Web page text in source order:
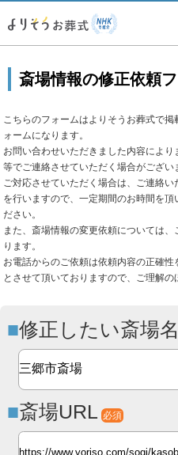
必要最
斎場情報の修正依頼
こちらのフォームはよりそうお葬式で
ォームになります。
お問い合わせいただきました内容によ
等でご連絡させていただく場合がござい
ご対応させていただく場合は、ご連絡
を行いますので、一定期間のお時間を
ださい。
また、斎場情報の変更依頼については
ります。
お電話からのご依頼は依頼内容の正確
とさせて頂いておりますので、ご理解の
修正したい斎場名
斎場URL 必須